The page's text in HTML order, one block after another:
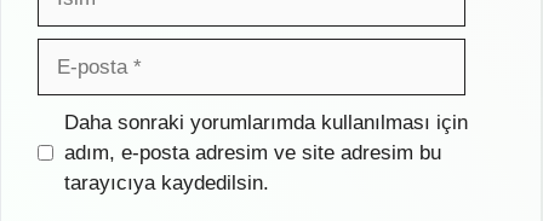
posta
İnternet
sitesi
Daha sonraki yorumlarımda kullanılması için
adım, e-posta adresim ve site adresim bu
tarayıcıya kaydedilsin.